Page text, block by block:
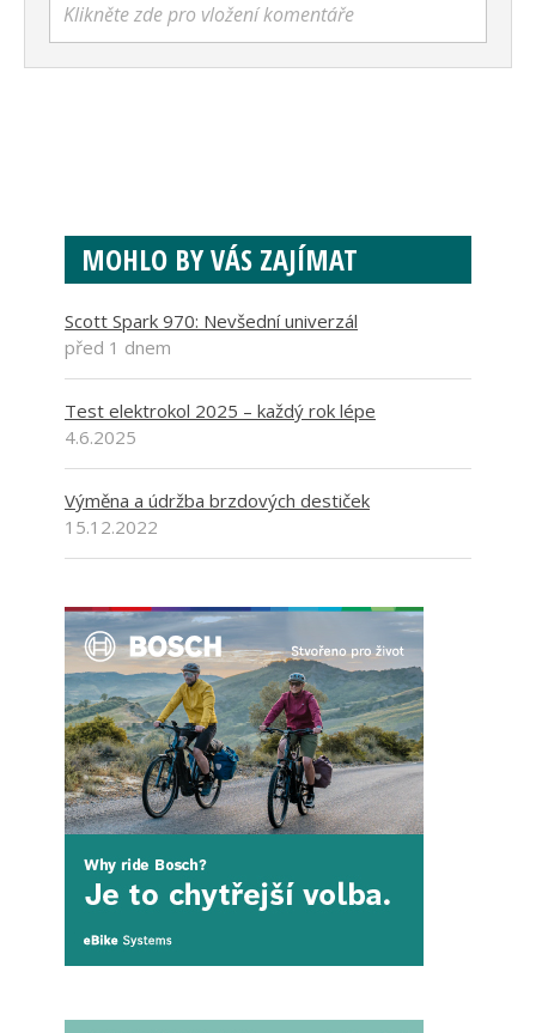
Klikněte zde pro vložení komentáře
MOHLO BY VÁS ZAJÍMAT
Scott Spark 970: Nevšední univerzál
před 1 dnem
Test elektrokol 2025 – každý rok lépe
4.6.2025
Výměna a údržba brzdových destiček
15.12.2022